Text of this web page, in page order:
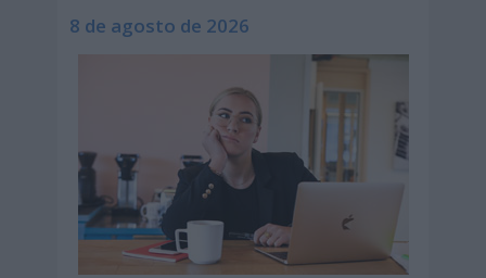
8 de agosto de 2026